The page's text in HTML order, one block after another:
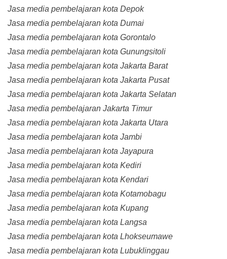
Jasa media pembelajaran kota Depok
Jasa media pembelajaran kota Dumai
Jasa media pembelajaran kota Gorontalo
Jasa media pembelajaran kota Gunungsitoli
Jasa media pembelajaran kota Jakarta Barat
Jasa media pembelajaran kota Jakarta Pusat
Jasa media pembelajaran kota Jakarta Selatan
Jasa media pembelajaran Jakarta Timur
Jasa media pembelajaran kota Jakarta Utara
Jasa media pembelajaran kota Jambi
Jasa media pembelajaran kota Jayapura
Jasa media pembelajaran kota Kediri
Jasa media pembelajaran kota Kendari
Jasa media pembelajaran kota Kotamobagu
Jasa media pembelajaran kota Kupang
Jasa media pembelajaran kota Langsa
Jasa media pembelajaran kota Lhokseumawe
Jasa media pembelajaran kota Lubuklinggau